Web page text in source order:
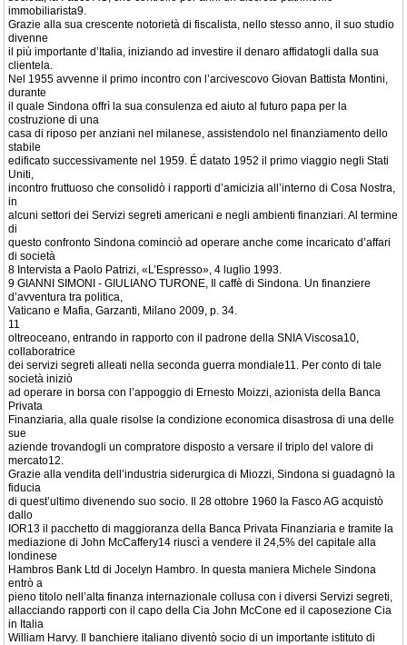
immobiliarista9.
Grazie alla sua crescente notorietà di fiscalista, nello stesso anno, il suo studio
divenne
il più importante d’Italia, iniziando ad investire il denaro affidatogli dalla sua
clientela.
Nel 1955 avvenne il primo incontro con l’arcivescovo Giovan Battista Montini,
durante
il quale Sindona offrì la sua consulenza ed aiuto al futuro papa per la
costruzione di una
casa di riposo per anziani nel milanese, assistendolo nel finanziamento dello
stabile
edificato successivamente nel 1959. É datato 1952 il primo viaggio negli Stati
Uniti,
incontro fruttuoso che consolidò i rapporti d’amicizia all’interno di Cosa Nostra,
in
alcuni settori dei Servizi segreti americani e negli ambienti finanziari. Al termine
di
questo confronto Sindona cominciò ad operare anche come incaricato d’affari
di società
8 Intervista a Paolo Patrizi, «L’Espresso», 4 luglio 1993.
9 GIANNI SIMONI - GIULIANO TURONE, Il caffè di Sindona. Un finanziere
d’avventura tra politica,
Vaticano e Mafia, Garzanti, Milano 2009, p. 34.
11
oltreoceano, entrando in rapporto con il padrone della SNIA Viscosa10,
collaboratrice
dei servizi segreti alleati nella seconda guerra mondiale11. Per conto di tale
società iniziò
ad operare in borsa con l’appoggio di Ernesto Moizzi, azionista della Banca
Privata
Finanziaria, alla quale risolse la condizione economica disastrosa di una delle
sue
aziende trovandogli un compratore disposto a versare il triplo del valore di
mercato12.
Grazie alla vendita dell’industria siderurgica di Miozzi, Sindona si guadagnò la
fiducia
di quest’ultimo divenendo suo socio. Il 28 ottobre 1960 la Fasco AG acquistò
dallo
IOR13 il pacchetto di maggioranza della Banca Privata Finanziaria e tramite la
mediazione di John McCaffery14 riuscì a vendere il 24,5% del capitale alla
londinese
Hambros Bank Ltd di Jocelyn Hambro. In questa maniera Michele Sindona
entrò a
pieno titolo nell’alta finanza internazionale collusa con i diversi Servizi segreti,
allacciando rapporti con il capo della Cia John McCone ed il caposezione Cia
in Italia
William Harvy. Il banchiere italiano diventò socio di un importante istituto di